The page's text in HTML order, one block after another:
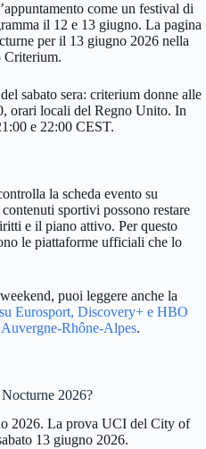
come un festival di
il 12 e 13 giugno. La pagina
per il 13 giugno 2026 nella
Criterium.
sabato sera: criterium donne alle
orari locali del Regno Unito. In
e 22:00 CEST.
la scheda evento su
sportivi possono restare
e il piano attivo. Per questo
le piattaforme ufficiali che lo
puoi leggere anche la
Eurosport, Discovery+ e HBO
Rhône-Alpes.
2026?
2026. La prova UCI del City of
13 giugno 2026.